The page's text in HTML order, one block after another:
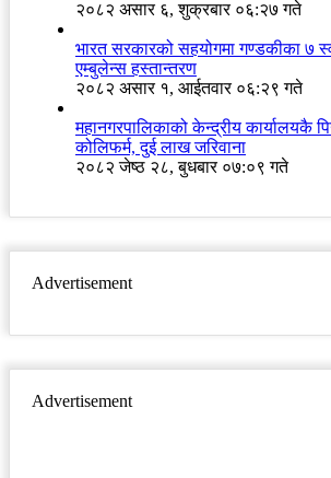
२०८२ असार ६, शुक्रबार ०६:२७ गते
भारत सरकारको सहयोगमा गण्डकीका ७
एम्बुलेन्स हस्तान्तरण
२०८२ असार १, आईतवार ०६:२९ गते
महानगरपालिकाको केन्द्रीय कार्यालयकै
कोलिफर्म, दुई लाख जरिवाना
२०८२ जेष्ठ २८, बुधबार ०७:०९ गते
Advertisement
Advertisement